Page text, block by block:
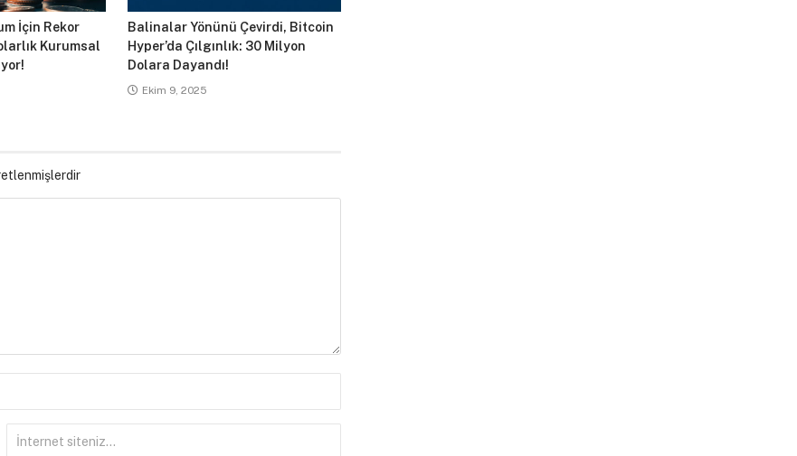
İçin Rekor
Kurumsal
Balinalar Yönünü Çevirdi, Bitcoin
Hyper’da Çılgınlık: 30 Milyon
Dolara Dayandı!
Ekim 9, 2025